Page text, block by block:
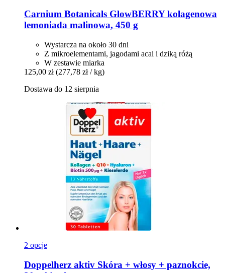
Carnium Botanicals GlowBERRY kolagenowa
lemoniada malinowa, 450 g
Wystarcza na około 30 dni
Z mikroelementami, jagodami acai i dziką różą
W zestawie miarka
125,00 zł (277,78 zł / kg)
Dostawa do 12 sierpnia
2 opcje
Doppelherz aktiv Skóra + włosy + paznokcie,